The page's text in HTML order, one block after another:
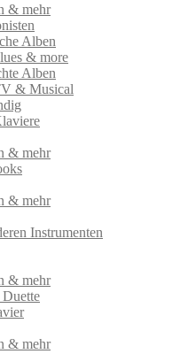
& mehr
Alben
& more
Alben
& Musical
& mehr
& mehr
Instrumenten
& mehr
& mehr